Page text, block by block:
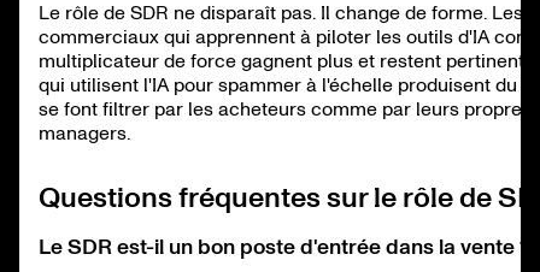
Le rôle de SDR ne disparaît pas. Il change de forme. Les
commerciaux qui apprennent à piloter les outils d'IA
multiplicateur de force gagnent plus et restent
qui utilisent l'IA pour spammer à l'échelle produisent du
se font filtrer par les acheteurs comme par leurs propres
managers.
Questions fréquentes sur le rôle de
Le SDR est-il un bon poste d'entrée dans la vente ?